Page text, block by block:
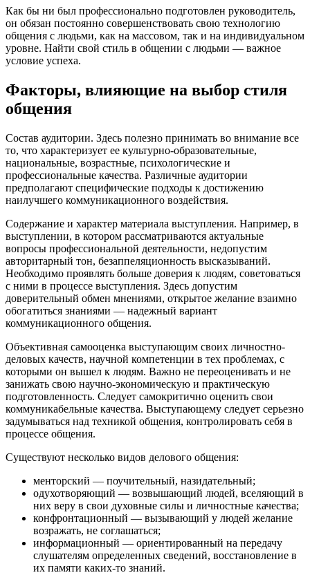
Как бы ни был профессионально подготовлен руководитель,
он обязан постоянно совершенствовать свою технологию
общения с людьми, как на массовом, так и на индивидуальном
уровне. Найти свой стиль в общении с людьми — важное
условие успеха.
Факторы, влияющие на выбор стиля
общения
Состав аудитории. Здесь полезно принимать во внимание все
то, что характеризует ее культурно-образовательные,
национальные, возрастные, психологические и
профессиональные качества. Различные аудитории
предполагают специфические подходы к достижению
наилучшего коммуникационного воздействия.
Содержание и характер материала выступления. Например, в
выступлении, в котором рассматриваются актуальные
вопросы профессиональной деятельности, недопустим
авторитарный тон, безаппеляционность высказываний.
Необходимо проявлять больше доверия к людям, советоваться
с ними в процессе выступления. Здесь допустим
доверительный обмен мнениями, открытое желание взаимно
обогатиться знаниями — надежный вариант
коммуникационного общения.
Объективная самооценка выступающим своих личностно-
деловых качеств, научной компетенции в тех проблемах, с
которыми он вышел к людям. Важно не переоценивать и не
занижать свою научно-экономическую и практическую
подготовленность. Следует самокритично оценить свои
коммуникабельные качества. Выступающему следует серьезно
задумываться над техникой общения, контролировать себя в
процессе общения.
Существуют несколько видов делового общения:
менторский — поучительный, назидательный;
одухотворяющий — возвышающий людей, вселяющий в
них веру в свои духовные силы и личностные качества;
конфронтационный — вызывающий у людей желание
возражать, не соглашаться;
информационный — ориентированный на передачу
слушателям определенных сведений, восстановление в
их памяти каких-то знаний.